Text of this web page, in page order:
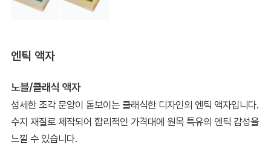
엔틱 액자
노블/클래식 액자
섬세한 조각 문양이 돋보이는 클래식한 디자인의 엔틱 액자입니다.
수지 재질로 제작되어 합리적인 가격대에 원목 특유의 엔틱 감성을
느낄 수 있습니다.